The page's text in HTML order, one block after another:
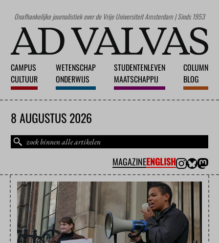
Onafhankelijke journalistiek over de Vrije Universiteit Amsterdam | Sinds 1953
CAMPUS
CULTUUR
WETENSCHAP
ONDERWIJS
STUDENTENLEVEN
MAATSCHAPPIJ
COLUMN
BLOG
8 AUGUSTUS 2026
MAGAZINEENGLISH